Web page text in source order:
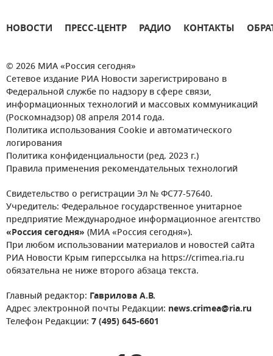
НОВОСТИ ПРЕСС-ЦЕНТР РАДИО КОНТАКТЫ
© 2026 МИА «Россия сегодня»
Сетевое издание РИА Новости зарегистрировано в
Федеральной службе по надзору в сфере связи,
информационных технологий и массовых коммуникаций
(Роскомнадзор) 08 апреля 2014 года.
Политика использования Cookie и автоматического
логирования
Политика конфиденциальности (ред. 2023 г.)
Правила применения рекомендательных технологий
Свидетельство о регистрации Эл № ФС77-57640.
Учредитель: Федеральное государственное унитарное
предприятие Международное информационное агентство
«Россия сегодня» (МИА «Россия сегодня»).
При любом использовании материалов и новостей сайта
РИА Новости Крым гиперссылка на https://crimea.ria.ru
обязательна не ниже второго абзаца текста.
Главный редактор: Гаврилова А.В.
Адрес электронной почты Редакции: news.crimea@ria.ru
Телефон Редакции: 7 (495) 645-6601